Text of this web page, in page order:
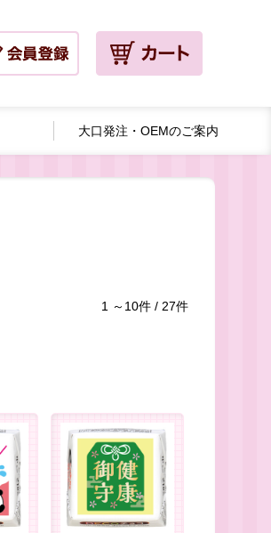
大口発注・ OEMのご案内
1 ～10件 / 27件